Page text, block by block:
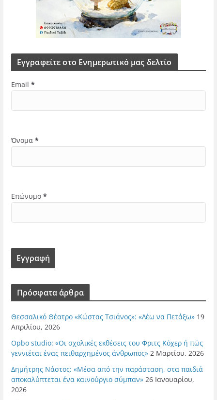
Εγγραφείτε στο Ενημερωτικό μας δελτίο
Email *
Όνομα *
Επώνυμο *
Πρόσφατα άρθρα
Θεσσαλικό Θέατρο «Κώστας Τσιάνος»: «Λέω να Πετάξω» 19
Απριλίου, 2026
Opbo studio: «Οι σχολικές εκθέσεις του Φριτς Κόχερ ή πώς
γεννιέται ένας πειθαρχημένος άνθρωπος» 2 Μαρτίου, 2026
Δημήτρης Νάστος: «Μέσα από την παράσταση, στα παιδιά
αποκαλύπτεται ένα καινούργιο σύμπαν» 26 Ιανουαρίου,
2026